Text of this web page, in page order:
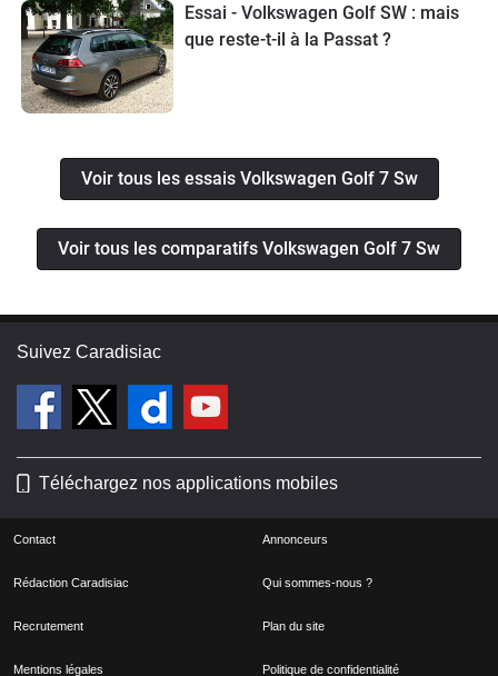
Essai - Volkswagen Golf SW : mais
que reste-t-il à la Passat ?
Voir tous les essais Volkswagen Golf 7 Sw
Voir tous les comparatifs Volkswagen Golf 7 Sw
Suivez Caradisiac
Téléchargez nos applications mobiles
Contact Annonceurs
Rédaction Caradisiac Qui sommes-nous ?
Recrutement Plan du site
Mentions légales Politique de confidentialité